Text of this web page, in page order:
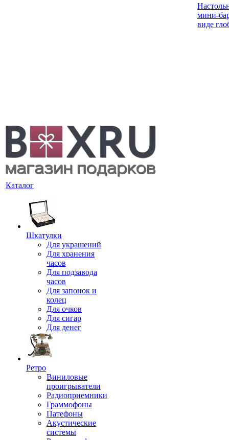
мини-
виде
Каталог
Шкатулки
Для украшений
Для хранения
часов
Для подзавода
часов
Для запонок и
колец
Для очков
Для сигар
Для денег
Ретро
Виниловые
проигрыватели
Радиоприемники
Граммофоны
Патефоны
Акустические
системы